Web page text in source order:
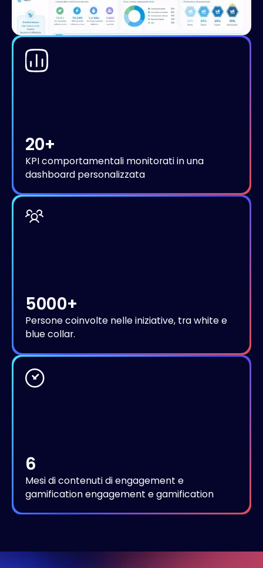
20+
KPI comportamentali monitorati in una
dashboard personalizzata
5000+
Persone coinvolte nelle iniziative, tra white e
blue collar.
6
Mesi di contenuti di engagement e
gamification engagement e gamification